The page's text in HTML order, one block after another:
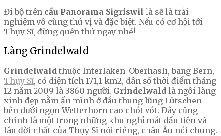
Đi bộ trên cầu Panorama Sigriswil là sẽ là trải
nghiệm vô cùng thú vị và đặc biệt. Nếu có cơ hội tới
Thụy Sĩ, đừng quên thử ngay nhé!
Làng Grindelwald
Grindelwald thuộc Interlaken-Oberhasli, bang Bern,
Thụy Sĩ, có diện tích 171,1 km2, dân số thời điểm tháng
12 năm 2009 là 3860 người. Grindelwald là ngôi làng
xinh đẹp nằm ẩn mình ở đầu thung lũng Lütschen
bên dưới ngọn Wetterhorn cao chót vót. Đây cũng
chính là một trong những khu nghỉ mát đầu tiên và
lâu đời nhất của Thụy Sĩ nói riêng, châu Âu nói chung.